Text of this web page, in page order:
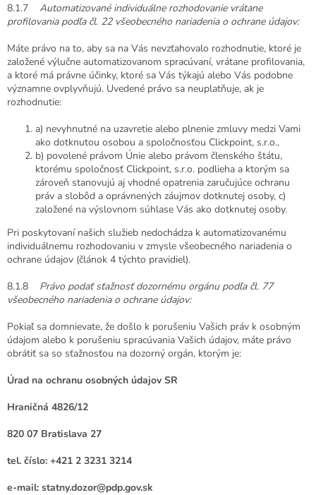
8.1.7 Automatizované individuálne rozhodovanie vrátane
profilovania podľa čl. 22 všeobecného nariadenia o ochrane údajov:
Máte právo na to, aby sa na Vás nevzťahovalo rozhodnutie, ktoré je
založené výlučne automatizovanom spracúvaní, vrátane profilovania,
a ktoré má právne účinky, ktoré sa Vás týkajú alebo Vás podobne
významne ovplyvňujú. Uvedené právo sa neuplatňuje, ak je
rozhodnutie:
a) nevyhnutné na uzavretie alebo plnenie zmluvy medzi Vami
ako dotknutou osobou a spoločnosťou Clickpoint, s.r.o.,
b) povolené právom Únie alebo právom členského štátu,
ktorému spoločnosť Clickpoint, s.r.o. podlieha a ktorým sa
zároveň stanovujú aj vhodné opatrenia zaručujúce ochranu
práv a slobôd a oprávnených záujmov dotknutej osoby, c)
založené na výslovnom súhlase Vás ako dotknutej osoby.
Pri poskytovaní našich služieb nedochádza k automatizovanému
individuálnemu rozhodovaniu v zmysle všeobecného nariadenia o
ochrane údajov (článok 4 týchto pravidiel).
8.1.8 Právo podať sťažnosť dozornému orgánu podľa čl. 77
všeobecného nariadenia o ochrane údajov:
Pokiaľ sa domnievate, že došlo k porušeniu Vašich práv k osobným
údajom alebo k porušeniu spracúvania Vašich údajov, máte právo
obrátiť sa so sťažnosťou na dozorný orgán, ktorým je:
Úrad na ochranu osobných údajov SR
Hraničná 4826/12
820 07 Bratislava 27
tel. číslo: +421 2 3231 3214
e-mail: statny.dozor@pdp.gov.sk